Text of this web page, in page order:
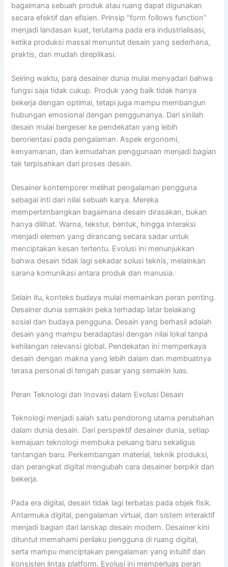
bagaimana sebuah produk atau ruang dapat digunakan
secara efektif dan efisien. Prinsip “form follows function”
menjadi landasan kuat, terutama pada era industrialisasi,
ketika produksi massal menuntut desain yang sederhana,
praktis, dan mudah direplikasi.
Seiring waktu, para desainer dunia mulai menyadari bahwa
fungsi saja tidak cukup. Produk yang baik tidak hanya
bekerja dengan optimal, tetapi juga mampu membangun
hubungan emosional dengan penggunanya. Dari sinilah
desain mulai bergeser ke pendekatan yang lebih
berorientasi pada pengalaman. Aspek ergonomi,
kenyamanan, dan kemudahan penggunaan menjadi bagian
tak terpisahkan dari proses desain.
Desainer kontemporer melihat pengalaman pengguna
sebagai inti dari nilai sebuah karya. Mereka
mempertimbangkan bagaimana desain dirasakan, bukan
hanya dilihat. Warna, tekstur, bentuk, hingga interaksi
menjadi elemen yang dirancang secara sadar untuk
menciptakan kesan tertentu. Evolusi ini menunjukkan
bahwa desain tidak lagi sekadar solusi teknis, melainkan
sarana komunikasi antara produk dan manusia.
Selain itu, konteks budaya mulai memainkan peran penting.
Desainer dunia semakin peka terhadap latar belakang
sosial dan budaya pengguna. Desain yang berhasil adalah
desain yang mampu beradaptasi dengan nilai lokal tanpa
kehilangan relevansi global. Pendekatan ini memperkaya
desain dengan makna yang lebih dalam dan membuatnya
terasa personal di tengah pasar yang semakin luas.
Peran Teknologi dan Inovasi dalam Evolusi Desain
Teknologi menjadi salah satu pendorong utama perubahan
dalam dunia desain. Dari perspektif desainer dunia, setiap
kemajuan teknologi membuka peluang baru sekaligus
tantangan baru. Perkembangan material, teknik produksi,
dan perangkat digital mengubah cara desainer berpikir dan
bekerja.
Pada era digital, desain tidak lagi terbatas pada objek fisik.
Antarmuka digital, pengalaman virtual, dan sistem interaktif
menjadi bagian dari lanskap desain modern. Desainer kini
dituntut memahami perilaku pengguna di ruang digital,
serta mampu menciptakan pengalaman yang intuitif dan
konsisten lintas platform. Evolusi ini memperluas peran